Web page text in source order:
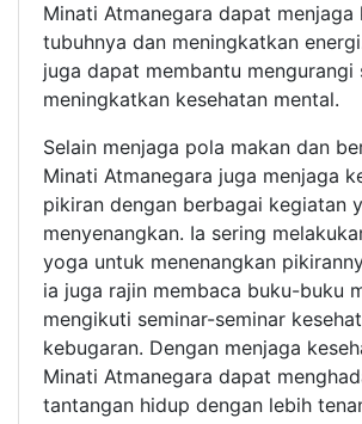
Minati Atmanegara dapat menjaga
tubuhnya dan meningkatkan
juga dapat membantu mengurangi
meningkatkan kesehatan mental.
Selain menjaga pola makan dan
Minati Atmanegara juga menjaga
pikiran dengan berbagai kegiatan
menyenangkan. Ia sering
yoga untuk menenangkan
ia juga rajin membaca buku-buku
mengikuti seminar-seminar
kebugaran. Dengan menjaga
Minati Atmanegara dapat
tantangan hidup dengan lebih